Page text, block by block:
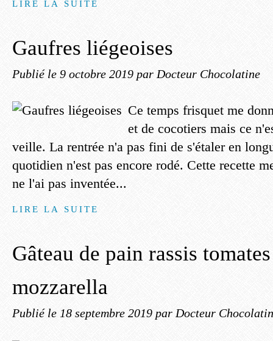
LIRE LA SUITE
Gaufres liégeoises
Publié le 9 octobre 2019 par Docteur Chocolatine
Ce temps frisquet me
et de cocotiers mais ce
veille. La rentrée n'a pas fini de s'étaler en
quotidien n'est pas encore rodé. Cette recette
ne l'ai pas inventée...
LIRE LA SUITE
Gâteau de pain rassis
mozzarella
Publié le 18 septembre 2019 par Docteur